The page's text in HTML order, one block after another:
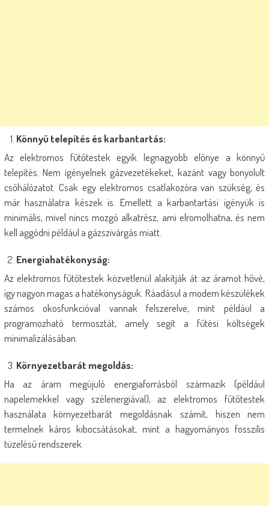
Könnyű telepítés és karbantartás:
Az elektromos fűtőtestek egyik legnagyobb előnye a könnyű
telepítés. Nem igényelnek gázvezetékeket, kazánt vagy bonyolult
csőhálózatot. Csak egy elektromos csatlakozóra van szükség, és
már használatra készek is. Emellett a karbantartási igényük is
minimális, mivel nincs mozgó alkatrész, ami elromolhatna, és nem
kell aggódni például a gázszivárgás miatt.
Energiahatékonyság:
Az elektromos fűtőtestek közvetlenül alakítják át az áramot hővé,
így nagyon magas a hatékonyságuk. Ráadásul a modern készülékek
számos okosfunkcióval vannak felszerelve, mint például a
programozható termosztát, amely segít a fűtési költségek
minimalizálásában.
Környezetbarát megoldás:
Ha az áram megújuló energiaforrásból származik (például
napelemekkel vagy szélenergiával), az elektromos fűtőtestek
használata környezetbarát megoldásnak számít, hiszen nem
termelnek káros kibocsátásokat, mint a hagyományos fosszilis
tüzelésű rendszerek.